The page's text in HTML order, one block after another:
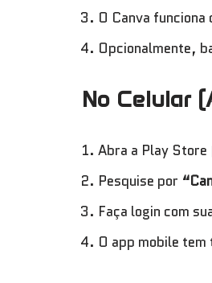
O Canva
Opcionalmente,
No Celular
Abra a Play
Pesquise por
Faça login com
O app mobile